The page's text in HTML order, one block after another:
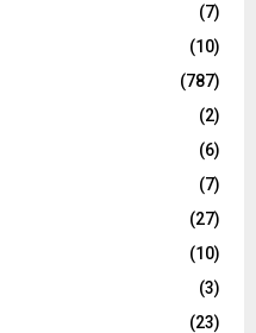
(7)
(10)
(787)
(2)
(6)
(7)
(27)
(10)
(3)
(23)